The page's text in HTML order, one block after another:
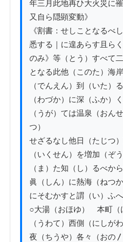
年三月此地再ひ大火災に
又自ら隠顕変動》
《割書：せしことなるべ
悉する｜に遑あらす且ら
のみ》等（とう）すべて
となる此他（このた）海
（でんえん）到（いた）
（わづか）に深（ふか）
（うが）ては温泉（おん
つ）
せざるなし他日（たじつ
（いくせん）を増加（ぞ
（ま）た知（し）るべか
眞（しん）に熱海（ねつ
にそむかすと謂（い）ふ
○大湯（おほゆ）　本町
（うわて）西側（にしが
夜（ちうや）各々（おの